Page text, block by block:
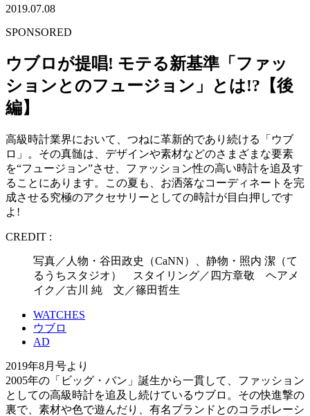
2019.07.08
SPONSORED
ウブロが提唱! モテる新基準「ファッ
ションとのフュージョン」とは!?【後
編】
高級時計業界において、つねに革新的であり続ける「ウブ
ロ」。その真髄は、デザインや素材などのさまざまな要素
を“フュージョン”させ、ファッション性の高い時計を追及す
ることにあります。この夏も、お洒落なコーディネートを完
成させる究極のアクセサリーとしての時計が目白押しです
よ!
CREDIT :
写真／人物・谷田政史（CaNN）、静物・照内 潔（て
るうちスタジオ） スタイリング／四方章敬 ヘアメ
イク／古川 純 文／篠田哲生
WATCHES
ウブロ
AD
2019年8月号より
2005年の「ビッグ・バン」誕生から一貫して、ファッション
としての高級時計を追及し続けているウブロ。その快進撃の
裏で、素材や色で遊んだり、有名ブランドとのコラボレーシ